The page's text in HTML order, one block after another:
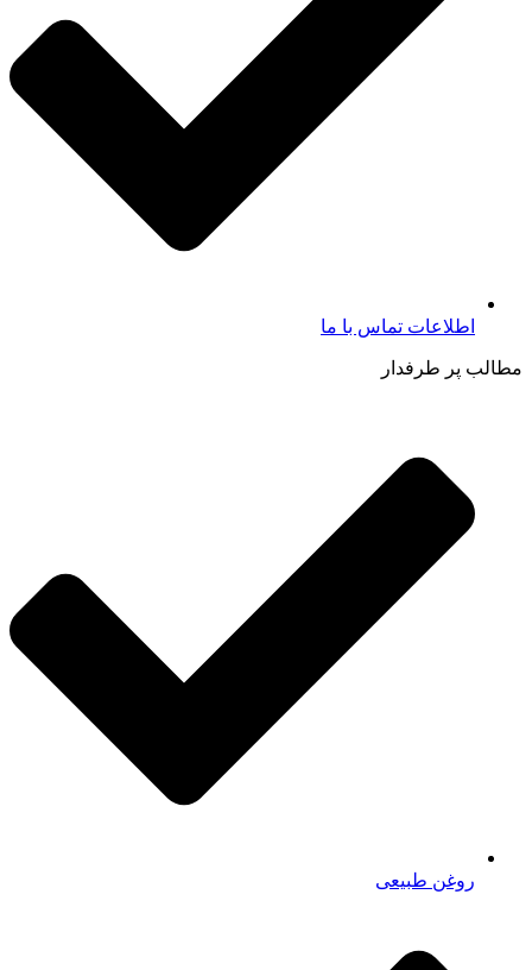
اطلاعات تماس با ما​
مطالب پر طرفدار
روغن طبیعی